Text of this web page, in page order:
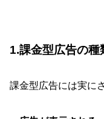
1.課金型広告の種
課金型広告には実に